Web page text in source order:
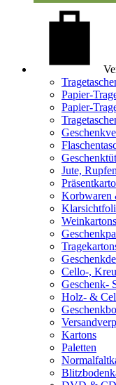
Papier-
Papier-
Jute, Rupfen
Korbwaren
Weinkartons
Cello-,
Geschenk-
Holz- &
Kartons
Paletten